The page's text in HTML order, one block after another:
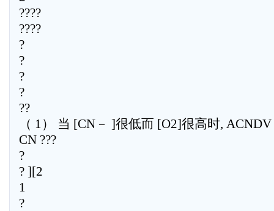
????
????
?
?
?
?
??
（ 1） 当 [CN－ ]很低而 [O2]很高时, ACNDV
CN ???
?
? ][2
1
?